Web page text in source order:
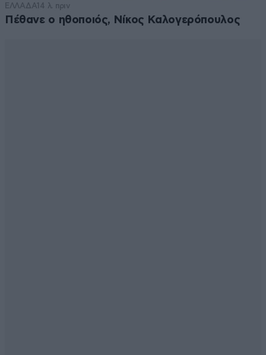
ΕΛΛΑΔΑ14 λ. πριν
Πέθανε ο ηθοποιός, Νίκος Καλογερόπουλος